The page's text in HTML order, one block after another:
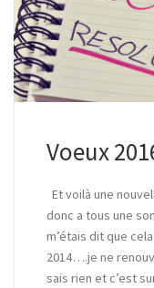
Voeux
Et voilà une
donc a tous une
m’étais dit que
2014….je ne
sais rien et c’est